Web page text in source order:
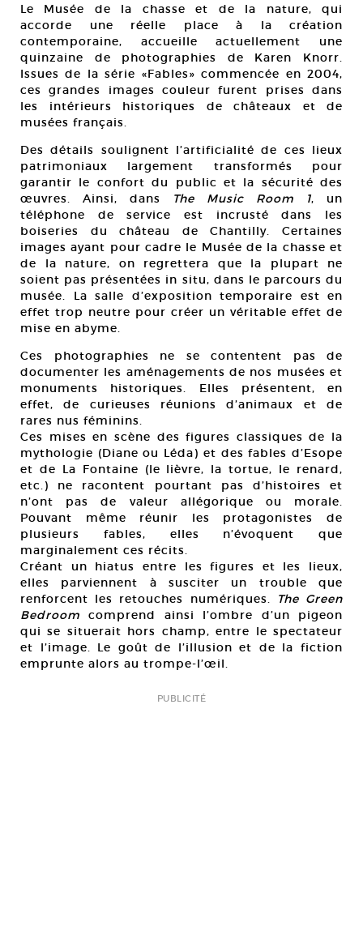
Le Musée de la chasse et de la nature, qui
accorde une réelle place à la création
contemporaine, accueille actuellement une
quinzaine de photographies de Karen Knorr.
Issues de la série «Fables» commencée en 2004,
ces grandes images couleur furent prises dans
les intérieurs historiques de châteaux et de
musées français.
Des détails soulignent l’artificialité de ces lieux
patrimoniaux largement transformés pour
garantir le confort du public et la sécurité des
œuvres. Ainsi, dans
The Music Room 1, un
téléphone de service est incrusté dans les
boiseries du château de Chantilly. Certaines
images ayant pour cadre le Musée de la chasse et
de la nature, on regrettera que la plupart ne
soient pas présentées in situ, dans le parcours du
musée. La salle d’exposition temporaire est en
effet trop neutre pour créer un véritable effet de
mise en abyme.
Ces photographies ne se contentent pas de
documenter les aménagements de nos musées et
monuments historiques. Elles présentent, en
effet, de curieuses réunions d’animaux et de
rares nus féminins.
Ces mises en scène des figures classiques de la
mythologie (Diane ou Léda) et des fables d’Esope
et de La Fontaine (le lièvre, la tortue, le renard,
etc.) ne racontent pourtant pas d’histoires et
n’ont pas de valeur allégorique ou morale.
Pouvant même réunir les protagonistes de
plusieurs fables, elles n’évoquent que
marginalement ces récits.
Créant un hiatus entre les figures et les lieux,
elles parviennent à susciter un trouble que
renforcent les retouches numériques.
The Green
Bedroom comprend ainsi l’ombre d’un pigeon
qui se situerait hors champ, entre le spectateur
et l’image. Le goût de l’illusion et de la fiction
emprunte alors au trompe-l’œil.
PUBLICITÉ